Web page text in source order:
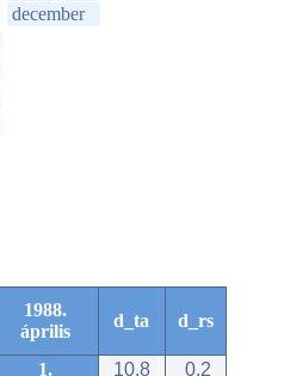
december
1988.
április
d_ta d_rs
1. 10.8
0.2